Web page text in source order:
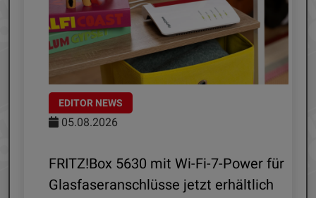
EDITOR NEWS
05.08.2026
FRITZ!Box 5630 mit Wi-Fi-7-Power für
Glasfaseranschlüsse jetzt erhältlich